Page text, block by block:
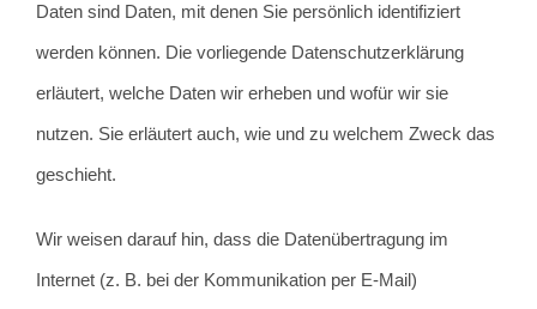
Daten sind Daten, mit denen Sie persönlich identifiziert
werden können. Die vorliegende Datenschutzerklärung
erläutert, welche Daten wir erheben und wofür wir sie
nutzen. Sie erläutert auch, wie und zu welchem Zweck das
geschieht.
Wir weisen darauf hin, dass die Datenübertragung im
Internet (z. B. bei der Kommunikation per E-Mail)